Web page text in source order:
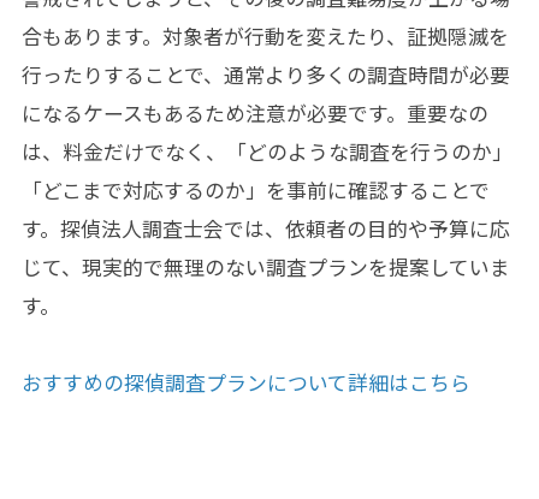
合もあります。対象者が行動を変えたり、証拠隠滅を
行ったりすることで、通常より多くの調査時間が必要
になるケースもあるため注意が必要です。重要なの
は、料金だけでなく、「どのような調査を行うのか」
「どこまで対応するのか」を事前に確認することで
す。探偵法人調査士会では、依頼者の目的や予算に応
じて、現実的で無理のない調査プランを提案していま
す。
おすすめの探偵調査プランについて詳細はこちら